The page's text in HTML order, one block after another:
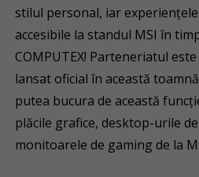
stilul personal, iar
accesibile la standul MSI în
COMPUTEX! Parteneriatul
lansat oficial în această
putea bucura de această
plăcile grafice, desktop-urile
monitoarele de gaming de la